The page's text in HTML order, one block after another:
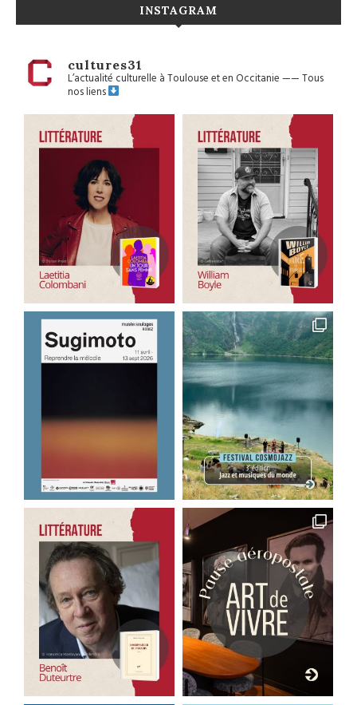
INSTAGRAM
cultures31
L’actualité culturelle à Toulouse et en Occitanie——Tous
nos liens